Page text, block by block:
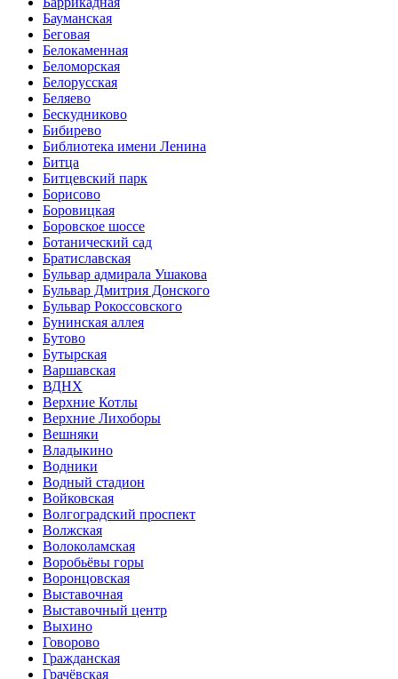
Бауманская
Беговая
Белокаменная
Беломорская
Белорусская
Беляево
Бескудниково
Бибирево
Библиотека имени Ленина
Битца
Битцевский парк
Борисово
Боровицкая
Боровское шоссе
Ботанический сад
Братиславская
Бульвар адмирала Ушакова
Бульвар Дмитрия Донского
Бульвар Рокоссовского
Бунинская аллея
Бутово
Бутырская
Варшавская
ВДНХ
Верхние Котлы
Верхние Лихоборы
Вешняки
Владыкино
Водники
Водный стадион
Войковская
Волгоградский проспект
Волжская
Волоколамская
Воробьёвы горы
Воронцовская
Выставочная
Выставочный центр
Выхино
Говорово
Гражданская
Грачёвская